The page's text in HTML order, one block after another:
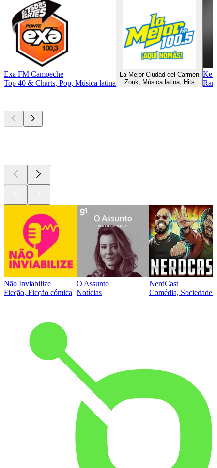
Exa FM Campeche
Top 40 & Charts, Pop, Música latina
La Mejor Ciudad del Carmen
Zouk, Música latina, Hits
Ke
Não Inviabilize
Ficção, Ficção cómica
O Assunto
Notícias
NerdCast
Comédia, Sociedade